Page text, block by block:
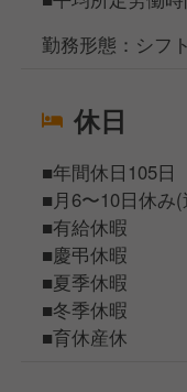
勤務形態：シフ
休日
■年間休日105日
■月6〜10日休み
■有給休暇
■慶弔休暇
■夏季休暇
■冬季休暇
■育休産休